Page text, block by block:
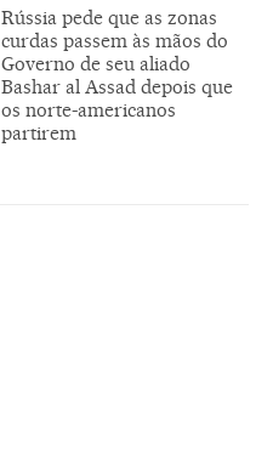
Rússia pede que as zonas
curdas passem às mãos do
Governo de seu aliado
Bashar al Assad depois que
os norte-americanos
partirem